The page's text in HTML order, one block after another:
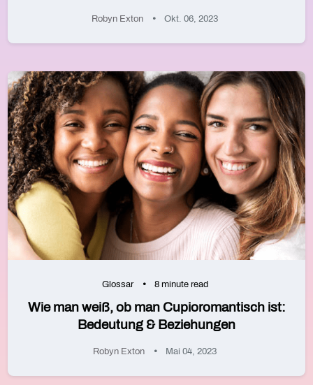
Robyn Exton Okt. 06, 2023
Glossar 8 minute read
Wie man weiß, ob man Cupioromantisch ist:
Bedeutung & Beziehungen
Robyn Exton Mai 04, 2023